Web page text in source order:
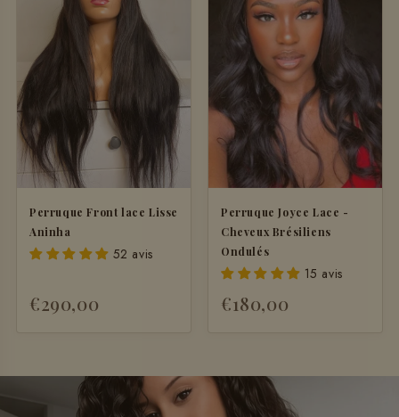
Perruque Front lace Lisse
Aninha
52 avis
€290,00
Perruque Joyce Lace -
Cheveux Brésiliens
Ondulés
15 avis
€180,00